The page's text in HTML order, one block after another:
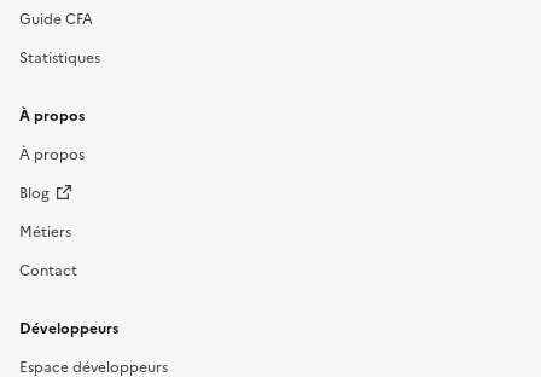
Guide CFA
Statistiques
À propos
À propos
Blog
Métiers
Contact
Développeurs
Espace développeurs